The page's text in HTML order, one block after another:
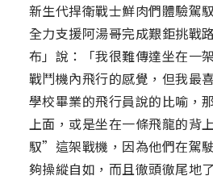
新生代捍衛戰士鮮肉們體驗駕
全力支援阿湯哥完成艱鉅挑戰
布」說：「我很難傳達坐在一
戰鬥機內飛行的感覺，但我最
學校畢業的飛行員說的比喻，
上面，或是坐在一條飛龍的背
馭”這架戰機，因為他們在駕
夠操縱自如，而且徹頭徹尾地